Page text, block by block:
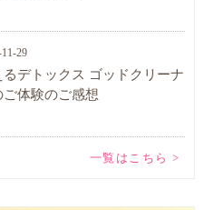
29
るデトックス ゴッドクリーナ
ご体験のご感想
一覧はこちら >